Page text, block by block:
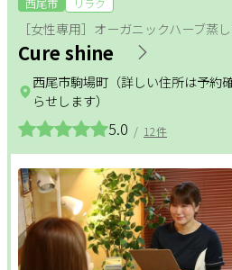
［女性専用］オーガニックハーブ蒸
Cure shine
5.0 / 12件
西尾市駒場町（詳しい住所は予約
らせします）